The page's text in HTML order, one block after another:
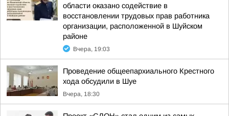
области оказано содействие в
восстановлении трудовых прав работника
организации, расположенной в Шуйском
районе
Вчера, 19:03
Проведение общеепархиального Крестного
хода обсудили в Шуе
Вчера, 18:30